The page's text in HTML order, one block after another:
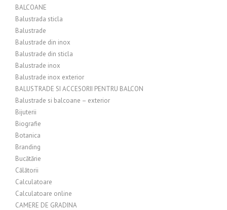
BALCOANE
Balustrada sticla
Balustrade
Balustrade din inox
Balustrade din sticla
Balustrade inox
Balustrade inox exterior
BALUSTRADE SI ACCESORII PENTRU BALCON
Balustrade si balcoane – exterior
Bijuterii
Biografie
Botanica
Branding
Bucătărie
Călătorii
Calculatoare
Calculatoare online
CAMERE DE GRADINA